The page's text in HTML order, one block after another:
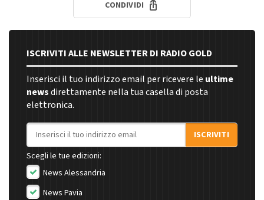
CONDIVIDI
ISCRIVITI ALLE NEWSLETTER DI RADIO GOLD
Inserisci il tuo indirizzo email per ricevere le ultime
newsdirettamente nella tua casella di posta
elettronica.
Indirizzo email
ISCRIVITI
Scegli le tue edizioni:
News Alessandria
News Pavia